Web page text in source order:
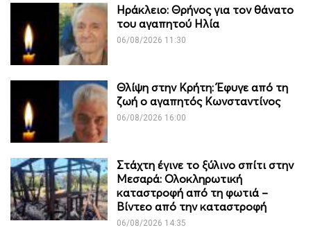
Ηράκλειο: Θρήνος για τον θάνατο
του αγαπητού Ηλία
06/08/2026 11:30
Θλίψη στην Κρήτη: Έφυγε από τη
ζωή ο αγαπητός Κωνσταντίνος
06/08/2026 16:00
Στάχτη έγινε το ξύλινο σπίτι στην
Μεσαρά: Ολοκληρωτική
καταστροφή από τη φωτιά –
Βίντεο από την καταστροφή
06/08/2026 14:35